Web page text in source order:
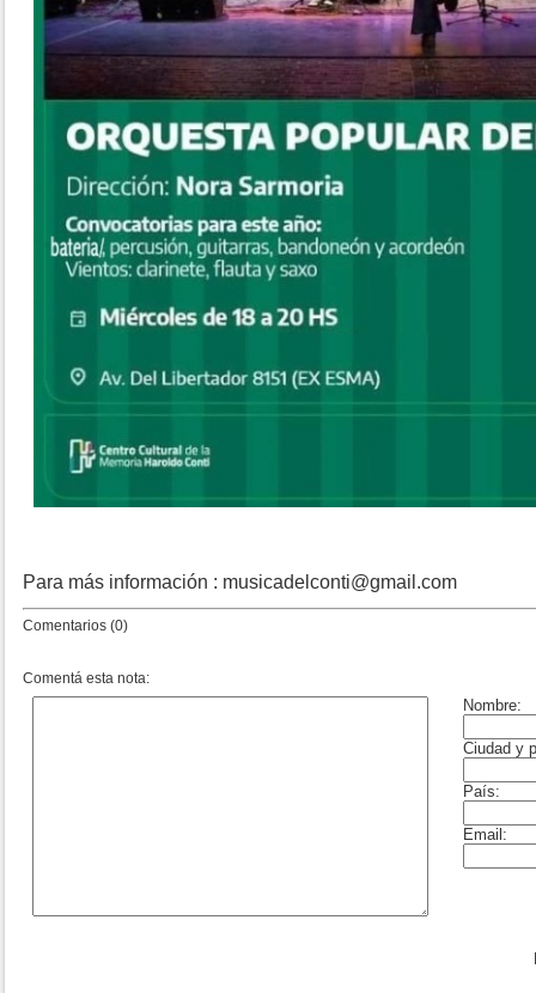
Para más información : musicadelconti@gmail.com
Comentarios (0)
Comentá esta nota: